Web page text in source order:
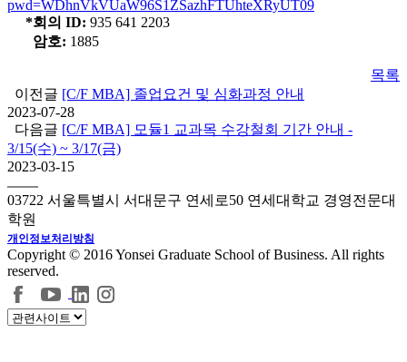
pwd=WDhnVkVUaW96S1ZSazhFTUhteXRyUT09
*회의 ID: 935 641 2203
암호: 1885
목록
이전글 [C/F MBA] 졸업요건 및 심화과정 안내
2023-07-28
다음글 [C/F MBA] 모듈1 교과목 수강철회 기간 안내 -
3/15(수) ~ 3/17(금)
2023-03-15
03722 서울특별시 서대문구 연세로50 연세대학교 경영전문대
학원
개인정보처리방침
Copyright © 2016 Yonsei Graduate School of Business. All rights
reserved.